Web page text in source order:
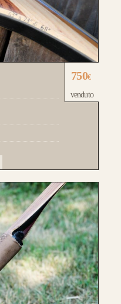
750€
venduto